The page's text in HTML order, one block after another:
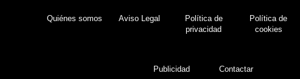
Quiénes somos Aviso Legal
Política de
privacidad
Política de
cookies
Publicidad Contactar